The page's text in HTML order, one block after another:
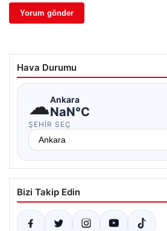
Hava Durumu
☁Ankara
NaN°C
ŞEHIR SEÇ
Bizi Takip Edin